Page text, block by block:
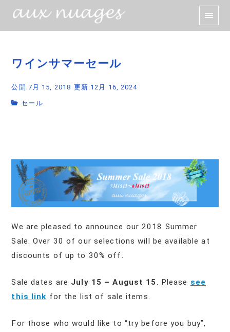
ワインサマーセール
公開:7月 15, 2018 更新:12月 16, 2024
セール
We are pleased to announce our 2018 Summer
Sale. Over 30 of our selections will be available at
discounts of up to 30% off.
Sale dates are July 15 – August 15. Please see
this link for the list of sale items.
For those who would like to “try before you buy”,